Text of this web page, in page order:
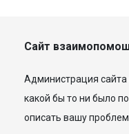
Сайт
Администрация сайта
какой бы то ни было
описать вашу